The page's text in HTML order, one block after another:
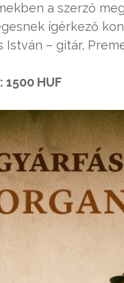
a szerző
ígérkező
István – gitár,
1500 HUF